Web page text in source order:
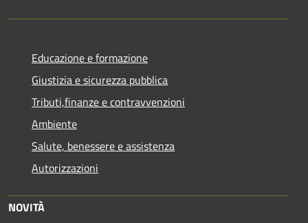
Educazione e formazione
Giustizia e sicurezza pubblica
Tributi,finanze e contravvenzioni
Ambiente
Salute, benessere e assistenza
Autorizzazioni
NOVITÀ